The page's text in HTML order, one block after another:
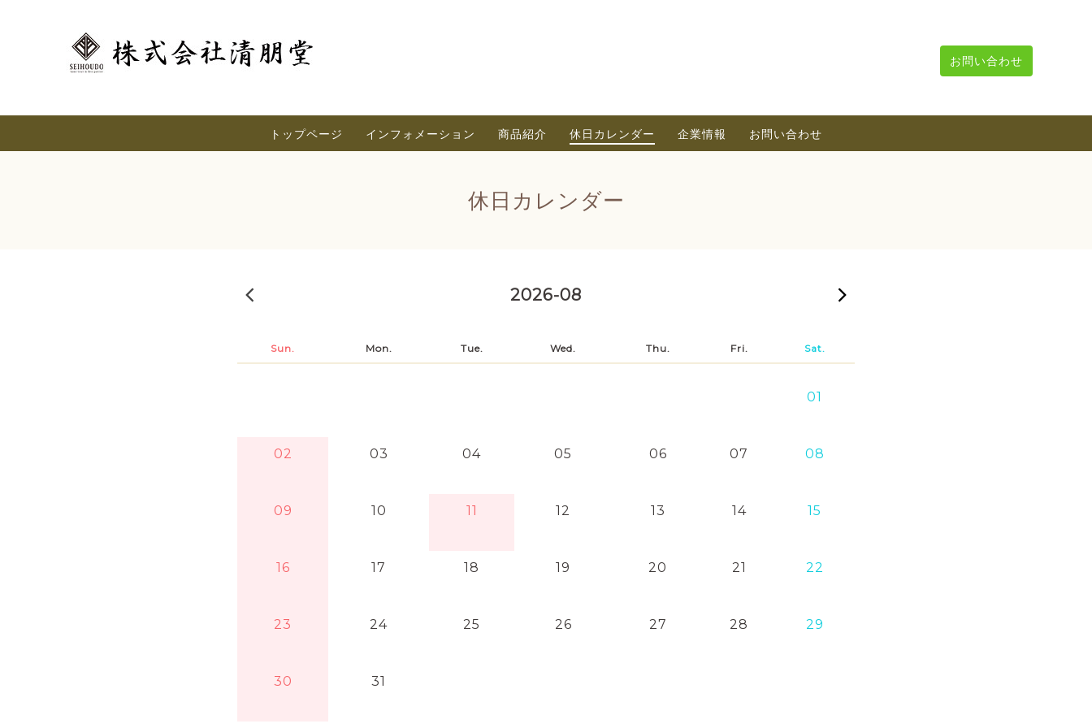
お問い合わせ
トップページ インフォメーション 商品紹介 休日カレンダー 企業情報 お問い合わせ
休日カレンダー
2026-08
Sun. Mon. Tue. Wed. Thu. Fri. Sat.
01
02 03 04 05 06 07 08
09 10 11 12 13 14 15
16 17 18 19 20 21 22
23 24 25 26 27 28 29
30 31